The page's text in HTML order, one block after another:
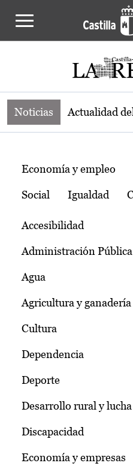
Noticias de la
Noticias Actualidad
Temas
Economía y empleo
Social Igualdad
Accesibilidad
Administración Pública
Agua
Agricultura y ganadería
Cultura
Dependencia
Deporte
Desarrollo rural y
Discapacidad
Economía y empresas